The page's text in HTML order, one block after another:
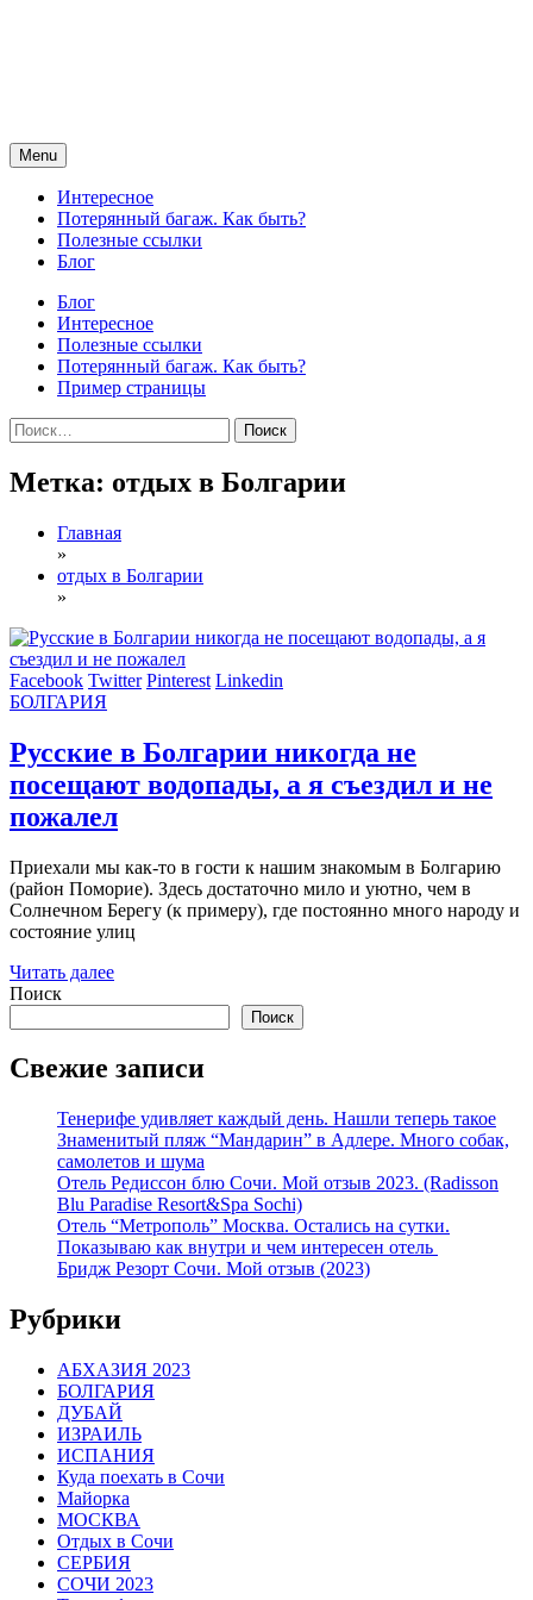
Menu
Интересное
Потерянный багаж. Как быть?
Полезные ссылки
Блог
Блог
Интересное
Полезные ссылки
Потерянный багаж. Как быть?
Пример страницы
Найти:
Метка: отдых в Болгарии
Главная
»
отдых в Болгарии
»
Facebook Twitter Pinterest Linkedin
БОЛГАРИЯ
Русские в Болгарии никогда не
посещают водопады, а я съездил и не
пожалел
Приехали мы как-то в гости к нашим знакомым в Болгарию
(район Поморие). Здесь достаточно мило и уютно, чем в
Солнечном Берегу (к примеру), где постоянно много народу и
состояние улиц
Читать далее
Поиск
Поиск
Свежие записи
Тенерифе удивляет каждый день. Нашли теперь такое
Знаменитый пляж “Мандарин” в Адлере. Много собак,
самолетов и шума
Отель Редиссон блю Сочи. Мой отзыв 2023. (Radisson
Blu Paradise Resort&Spa Sochi)
Отель “Метрополь” Москва. Остались на сутки.
Показываю как внутри и чем интересен отель
Бридж Резорт Сочи. Мой отзыв (2023)
Рубрики
АБХАЗИЯ 2023
БОЛГАРИЯ
ДУБАЙ
ИЗРАИЛЬ
ИСПАНИЯ
Куда поехать в Сочи
Майорка
МОСКВА
Отдых в Сочи
СЕРБИЯ
СОЧИ 2023